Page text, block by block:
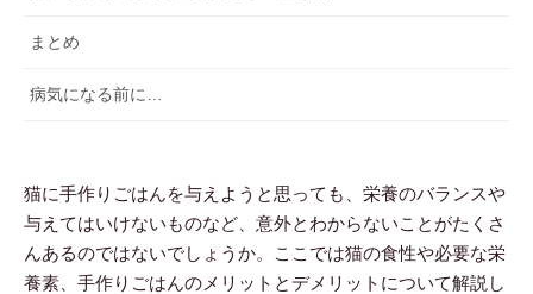
まとめ
病気になる前に…
猫に手作りごはんを与えようと思っても、栄養のバランスや
与えてはいけないものなど、意外とわからないことがたくさ
んあるのではないでしょうか。ここでは猫の食性や必要な栄
養素、手作りごはんのメリットとデメリットについて解説し